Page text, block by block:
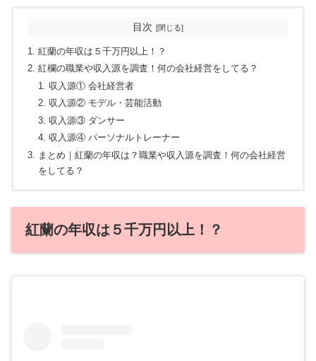
目次
紅蘭の年収は５千万円以上！？
紅欄の職業や収入源を調査！何の会社経営をしてる？
収入源① 会社経営者
収入源② モデル・芸能活動
収入源③ ダンサー
収入源④ パーソナルトレーナー
まとめ｜紅蘭の年収は？職業や収入源を調査！何の会社経営
をしてる？
紅蘭の年収は５千万円以上！？